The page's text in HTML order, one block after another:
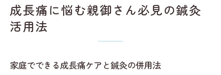
成長痛に悩む親御さん必見の鍼灸
活用法
家庭でできる成長痛ケアと鍼灸の併用法